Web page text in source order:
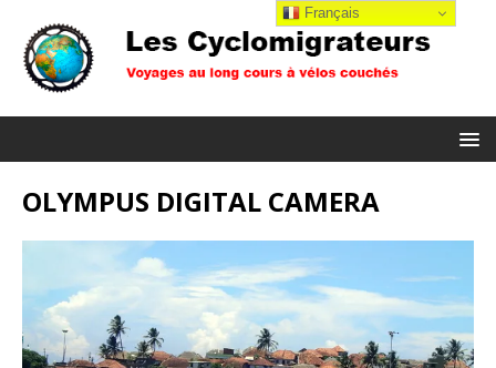
OLYMPUS DIGITAL CAMERA
Français